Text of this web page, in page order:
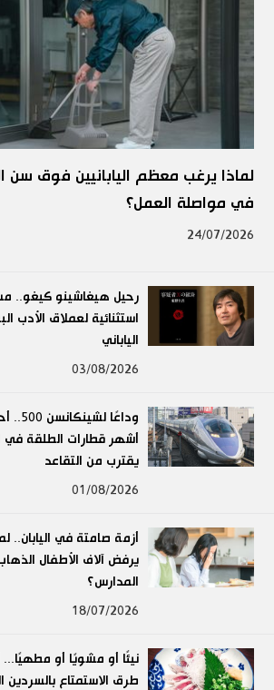
لماذا يرغب معظم اليابانيين فوق سن
في مواصلة العمل؟
24/07/2026
رحيل هيغاشينو كيغو..
استثنائية لعملاق الأدب
الياباني
03/08/2026
وداعًا
أشهر قطارات الطلقة في
يقترب من التقاعد
01/08/2026
أزمة صامتة في اليابان..
يرفض آلاف الأطفال
المدارس؟
18/07/2026
نيئًا أو مشويًا أو
طرق الاستمتاع بالسردين